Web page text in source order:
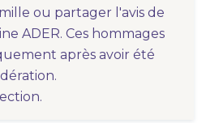
ou partager l'avis de
ADER. Ces hommages
après avoir été